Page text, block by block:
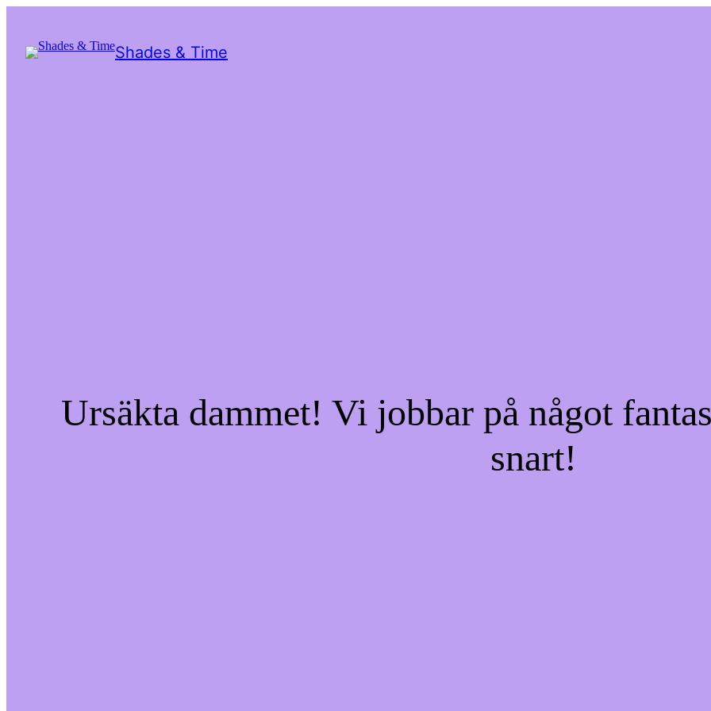
Shades & Time
Ursäkta dammet! Vi jobbar på något
snart!